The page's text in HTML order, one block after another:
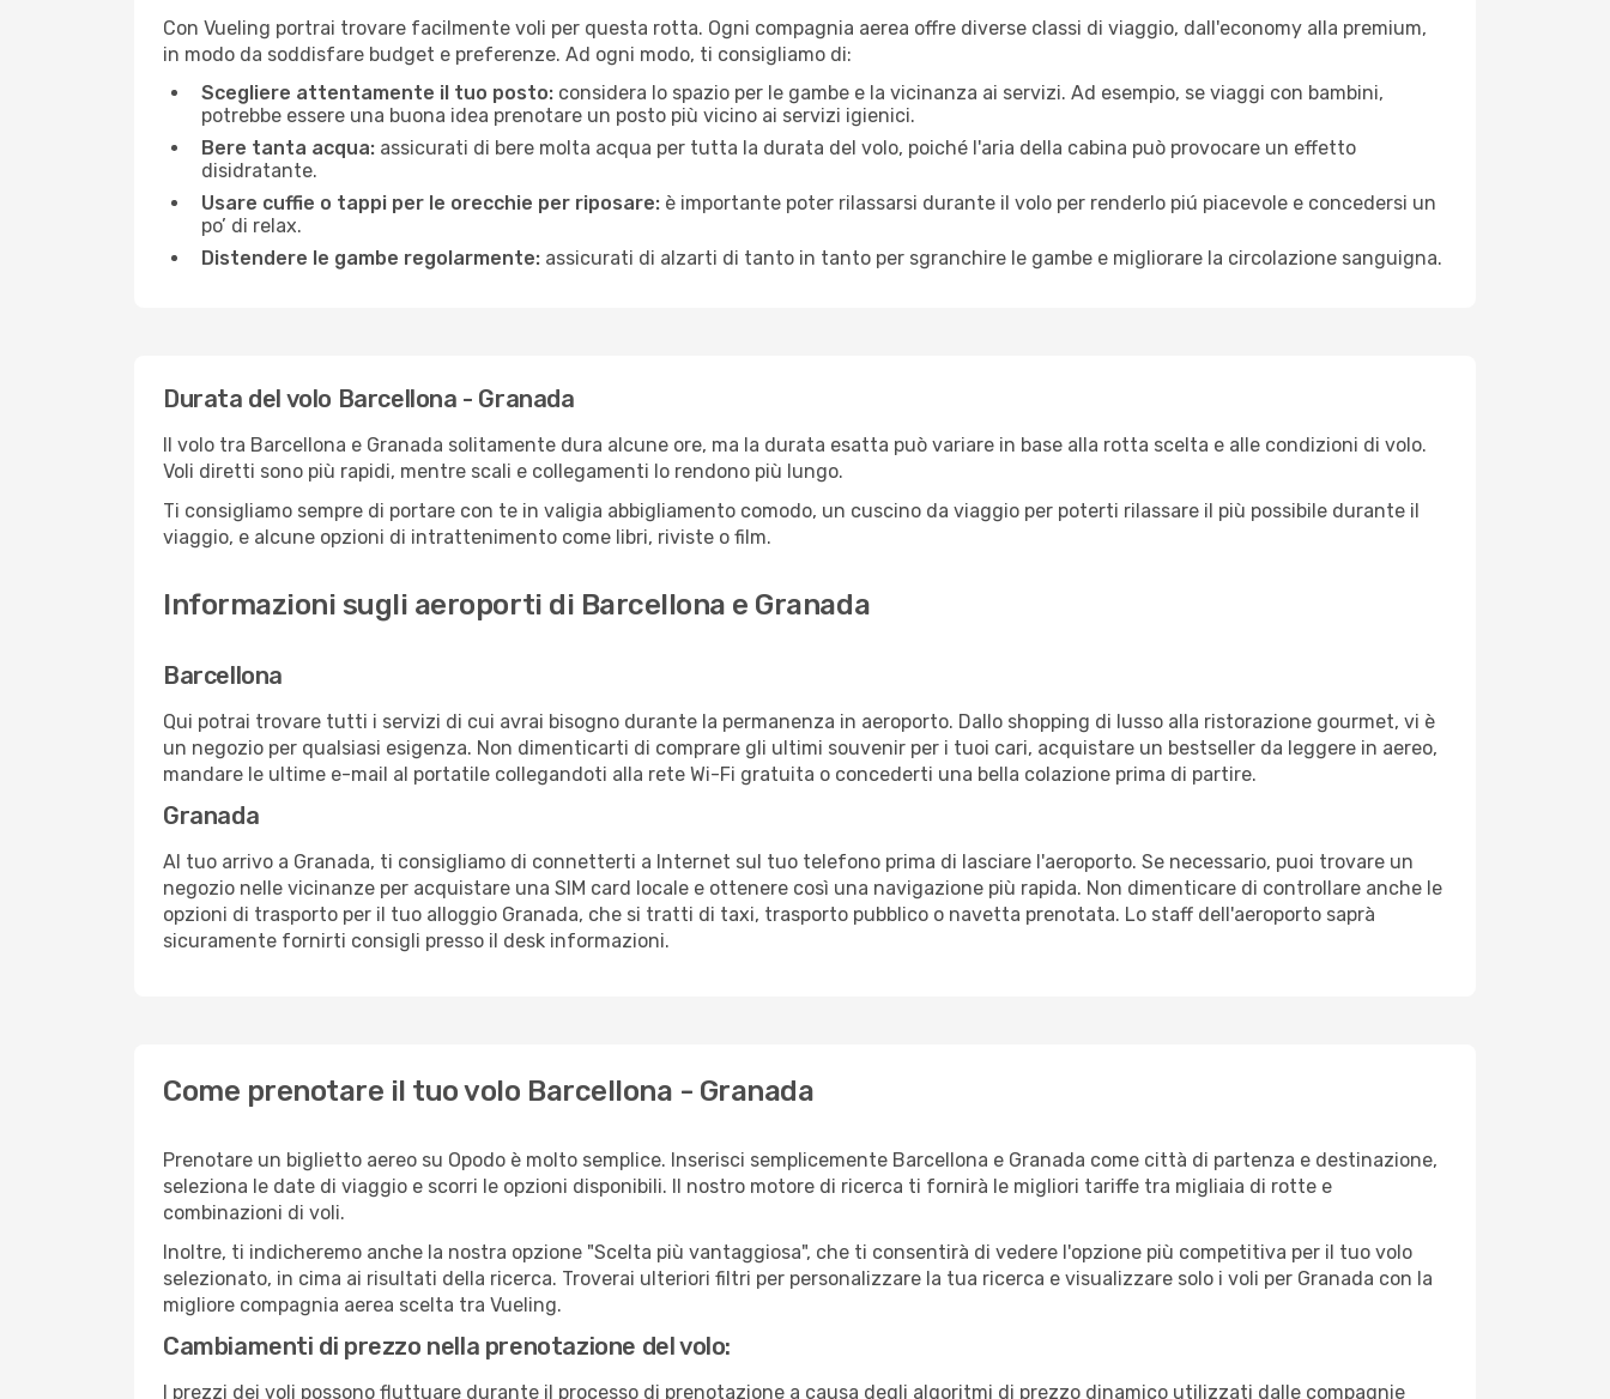
Con Vueling portrai trovare facilmente voli per questa rotta. Ogni compagnia aerea offre diverse classi di viaggio, dall'economy alla premium,
in modo da soddisfare budget e preferenze. Ad ogni modo, ti consigliamo di:
Scegliere attentamente il tuo posto: considera lo spazio per le gambe e la vicinanza ai servizi. Ad esempio, se viaggi con bambini,
potrebbe essere una buona idea prenotare un posto più vicino ai servizi igienici.
Bere tanta acqua: assicurati di bere molta acqua per tutta la durata del volo, poiché l'aria della cabina può provocare un effetto
disidratante.
Usare cuffie o tappi per le orecchie per riposare: è importante poter rilassarsi durante il volo per renderlo piú piacevole e concedersi un
po’ di relax.
Distendere le gambe regolarmente: assicurati di alzarti di tanto in tanto per sgranchire le gambe e migliorare la circolazione sanguigna.
Durata del volo Barcellona - Granada
Il volo tra Barcellona e Granada solitamente dura alcune ore, ma la durata esatta può variare in base alla rotta scelta e alle condizioni di volo.
Voli diretti sono più rapidi, mentre scali e collegamenti lo rendono più lungo.
Ti consigliamo sempre di portare con te in valigia abbigliamento comodo, un cuscino da viaggio per poterti rilassare il più possibile durante il
viaggio, e alcune opzioni di intrattenimento come libri, riviste o film.
Informazioni sugli aeroporti di Barcellona e Granada
Barcellona
Qui potrai trovare tutti i servizi di cui avrai bisogno durante la permanenza in aeroporto. Dallo shopping di lusso alla ristorazione gourmet, vi è
un negozio per qualsiasi esigenza. Non dimenticarti di comprare gli ultimi souvenir per i tuoi cari, acquistare un bestseller da leggere in aereo,
mandare le ultime e-mail al portatile collegandoti alla rete Wi-Fi gratuita o concederti una bella colazione prima di partire.
Granada
Al tuo arrivo a Granada, ti consigliamo di connetterti a Internet sul tuo telefono prima di lasciare l'aeroporto. Se necessario, puoi trovare un
negozio nelle vicinanze per acquistare una SIM card locale e ottenere così una navigazione più rapida. Non dimenticare di controllare anche le
opzioni di trasporto per il tuo alloggio Granada, che si tratti di taxi, trasporto pubblico o navetta prenotata. Lo staff dell'aeroporto saprà
sicuramente fornirti consigli presso il desk informazioni.
Come prenotare il tuo volo Barcellona - Granada
Prenotare un biglietto aereo su Opodo è molto semplice. Inserisci semplicemente Barcellona e Granada come città di partenza e destinazione,
seleziona le date di viaggio e scorri le opzioni disponibili. Il nostro motore di ricerca ti fornirà le migliori tariffe tra migliaia di rotte e
combinazioni di voli.
Inoltre, ti indicheremo anche la nostra opzione "Scelta più vantaggiosa", che ti consentirà di vedere l'opzione più competitiva per il tuo volo
selezionato, in cima ai risultati della ricerca. Troverai ulteriori filtri per personalizzare la tua ricerca e visualizzare solo i voli per Granada con la
migliore compagnia aerea scelta tra Vueling.
Cambiamenti di prezzo nella prenotazione del volo:
I prezzi dei voli possono fluttuare durante il processo di prenotazione a causa degli algoritmi di prezzo dinamico utilizzati dalle compagnie